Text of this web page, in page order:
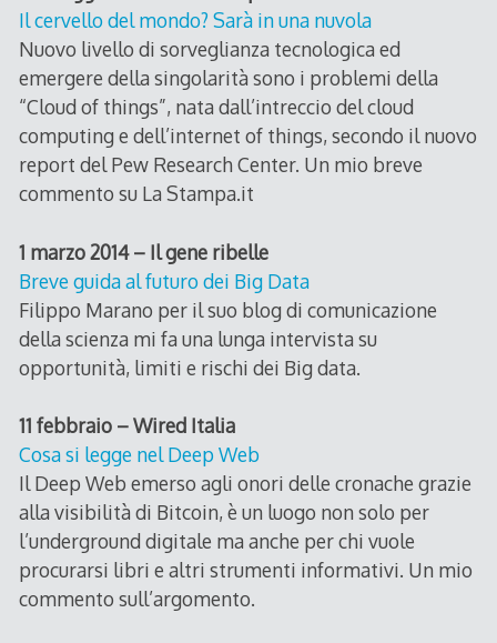
Il cervello del mondo? Sarà in una nuvola
Nuovo livello di sorveglianza tecnologica ed
emergere della singolarità sono i problemi della
“Cloud of things”, nata dall’intreccio del cloud
computing e dell’internet of things, secondo il nuovo
report del Pew Research Center. Un mio breve
commento su La Stampa.it
1 marzo 2014 – Il gene ribelle
Breve guida al futuro dei Big Data
Filippo Marano per il suo blog di comunicazione
della scienza mi fa una lunga intervista su
opportunità, limiti e rischi dei Big data.
11 febbraio – Wired Italia
Cosa si legge nel Deep Web
Il Deep Web emerso agli onori delle cronache grazie
alla visibilità di Bitcoin, è un luogo non solo per
l’underground digitale ma anche per chi vuole
procurarsi libri e altri strumenti informativi. Un mio
commento sull’argomento.